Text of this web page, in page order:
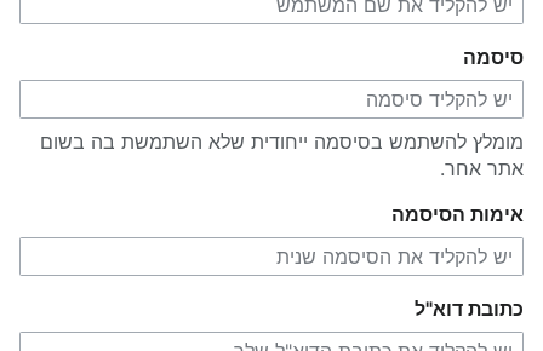
סיסמה
מומלץ להשתמש בסיסמה ייחודית שלא השתמשת בה בשום
אתר אחר.
אימות הסיסמה
כתובת דוא"ל